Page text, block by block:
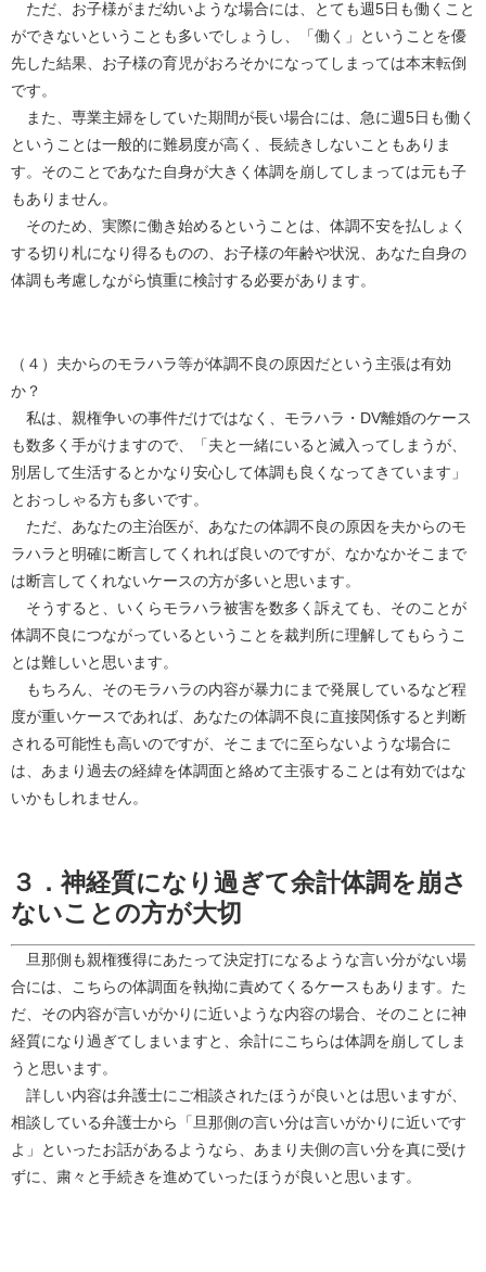
ただ、お子様がまだ幼いような場合には、とても週5日も働くこと
ができないということも多いでしょうし、「働く」ということを優
先した結果、お子様の育児がおろそかになってしまっては本末転倒
です。
また、専業主婦をしていた期間が長い場合には、急に週5日も働く
ということは一般的に難易度が高く、長続きしないこともありま
す。そのことであなた自身が大きく体調を崩してしまっては元も子
もありません。
そのため、実際に働き始めるということは、体調不安を払しょく
する切り札になり得るものの、お子様の年齢や状況、あなた自身の
体調も考慮しながら慎重に検討する必要があります。
（４）夫からのモラハラ等が体調不良の原因だという主張は有効
か？
私は、親権争いの事件だけではなく、モラハラ・DV離婚のケース
も数多く手がけますので、「夫と一緒にいると滅入ってしまうが、
別居して生活するとかなり安心して体調も良くなってきています」
とおっしゃる方も多いです。
ただ、あなたの主治医が、あなたの体調不良の原因を夫からのモ
ラハラと明確に断言してくれれば良いのですが、なかなかそこまで
は断言してくれないケースの方が多いと思います。
そうすると、いくらモラハラ被害を数多く訴えても、そのことが
体調不良につながっているということを裁判所に理解してもらうこ
とは難しいと思います。
もちろん、そのモラハラの内容が暴力にまで発展しているなど程
度が重いケースであれば、あなたの体調不良に直接関係すると判断
される可能性も高いのですが、そこまでに至らないような場合に
は、あまり過去の経緯を体調面と絡めて主張することは有効ではな
いかもしれません。
３．神経質になり過ぎて余計体調を崩さ
ないことの方が大切
旦那側も親権獲得にあたって決定打になるような言い分がない場
合には、こちらの体調面を執拗に責めてくるケースもあります。た
だ、その内容が言いがかりに近いような内容の場合、そのことに神
経質になり過ぎてしまいますと、余計にこちらは体調を崩してしま
うと思います。
詳しい内容は弁護士にご相談されたほうが良いとは思いますが、
相談している弁護士から「旦那側の言い分は言いがかりに近いです
よ」といったお話があるようなら、あまり夫側の言い分を真に受け
ずに、粛々と手続きを進めていったほうが良いと思います。